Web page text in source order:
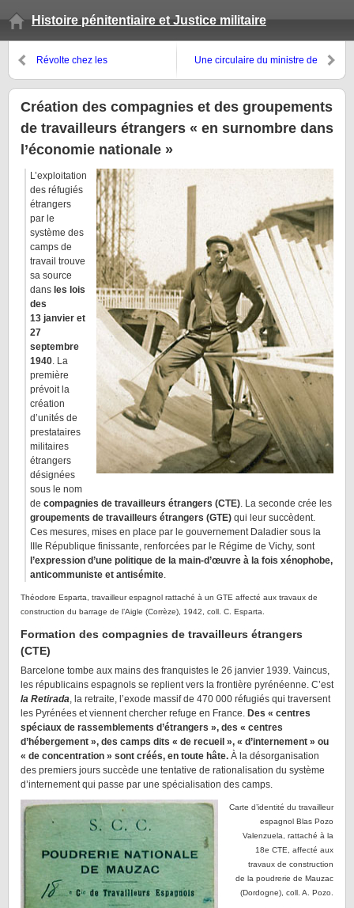
Histoire pénitentiaire et Justice militaire
Révolte chez les
et hongrois du camp de Gurs
Une circulaire du ministre de
d’application du décret-loi du 18
novembre 1939
Création des compagnies et des groupements
de travailleurs étrangers « en surnombre dans
l’économie nationale »
L’exploitation
des réfugiés
étrangers
par le
système des
camps de
travail trouve
sa source
dans les lois
des
13 janvier et
27
septembre
1940. La
première
prévoit la
création
d’unités de
prestataires
militaires
étrangers
désignées
sous le nom
de compagnies de travailleurs étrangers (CTE). La seconde crée les
groupements de travailleurs étrangers (GTE) qui leur succèdent.
Ces mesures, mises en place par le gouvernement Daladier sous la
IIIe République finissante, renforcées par le Régime de Vichy, sont
l’expression d’une politique de la main-d’œuvre à la fois xénophobe,
anticommuniste et antisémite.
Théodore Esparta, travailleur espagnol rattaché à un GTE affecté aux travaux de
construction du barrage de l’Aigle (Corrèze), 1942, coll. C. Esparta.
Formation des compagnies de travailleurs étrangers
(CTE)
Barcelone tombe aux mains des franquistes le 26 janvier 1939. Vaincus,
les républicains espagnols se replient vers la frontière pyrénéenne. C’est
la Retirada, la retraite, l’exode massif de 470 000 réfugiés qui traversent
les Pyrénées et viennent chercher refuge en France. Des « centres
spéciaux de rassemblements d’étrangers », des « centres
d’hébergement », des camps dits « de recueil », « d’internement » ou
« de concentration » sont créés, en toute hâte. À la désorganisation
des premiers jours succède une tentative de rationalisation du système
d’internement qui passe par une spécialisation des camps.
Carte d’identité du travailleur
espagnol Blas Pozo
Valenzuela, rattaché à la
18e CTE, affecté aux
travaux de construction
de la poudrerie de Mauzac
(Dordogne), coll. A. Pozo.